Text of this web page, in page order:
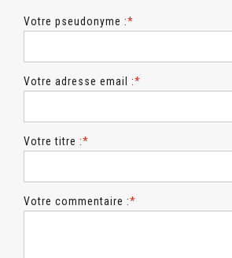
Votre pseudonyme :*
Votre adresse email :*
Votre titre :*
Votre commentaire :*